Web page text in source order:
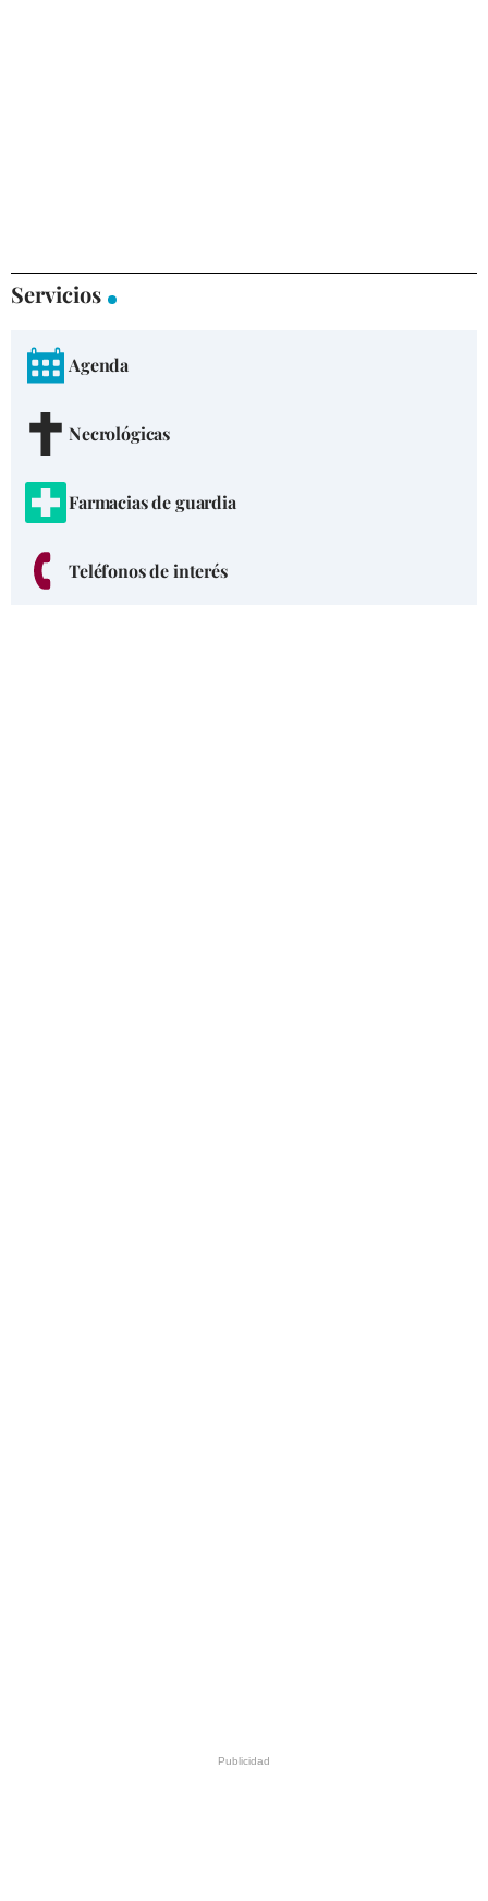
Servicios
Agenda
Necrológicas
Farmacias de guardia
Teléfonos de interés